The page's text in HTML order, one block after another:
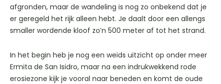
afgronden, maar de wandeling is nog zo onbekend dat je
er geregeld het rijk alleen hebt. Je daalt door een allengs
smaller wordende kloof zo’n 500 meter af tot het strand.
In het begin heb je nog een weids uitzicht op onder meer
Ermita de San Isidro, maar na een indrukwekkend rode
erosiezone kijk je vooral naar beneden en komt de oude